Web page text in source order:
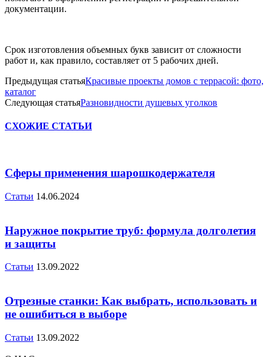
документации.
Срок изготовления объемных букв зависит от сложности
работ и, как правило, составляет от 5 рабочих дней.
Предыдущая статьяКрасивые проекты домов с террасой: фото,
каталог
Следующая статьяРазновидности душевых уголков
СХОЖИЕ СТАТЬИ
Сферы применения шарошкодержателя
Статьи 14.06.2024
Наружное покрытие труб: формула долголетия
и защиты
Статьи 13.09.2022
Отрезные станки: Как выбрать, использовать и
не ошибиться в выборе
Статьи 13.09.2022